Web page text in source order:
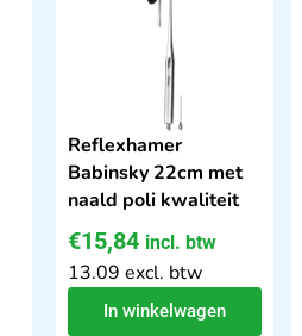
Reflexhamer
Babinsky 22cm met
naald poli kwaliteit
€15,84 incl. btw
13.09 excl. btw
In winkelwagen